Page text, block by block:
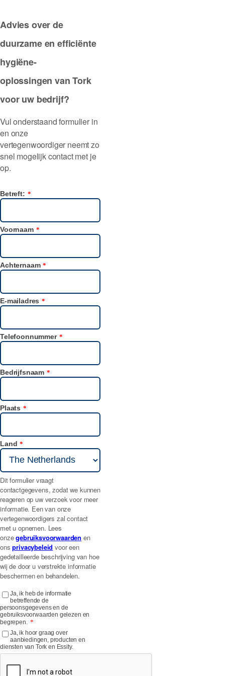
Advies over de
duurzame en efficiënte
hygiëne-
oplossingen van Tork
voor uw bedrijf?
Vul onderstaand formulier in
en onze
vertegenwoordiger neemt zo
snel mogelijk contact met je
op.
Betreft: *
Voornaam *
Achternaam *
E-mailadres *
Telefoonnummer *
Bedrijfsnaam *
Plaats *
Land *
Dit formulier vraagt
contactgegevens, zodat we kunnen
reageren op uw verzoek voor meer
informatie. Een van onze
vertegenwoordigers zal contact
met u opnemen. Lees
onzegebruiksvoorwaarden en
onsprivacybeleid voor een
gedetailleerde beschrijving van hoe
wij de door u verstrekte informatie
beschermen en behandelen.
Ja, ik heb de informatie
betreffende de
persoonsgegevens en de
gebruiksvoorwaarden gelezen en
begrepen. *
Ja, ik hoor graag over
aanbiedingen, producten en
diensten van Tork en Essity.